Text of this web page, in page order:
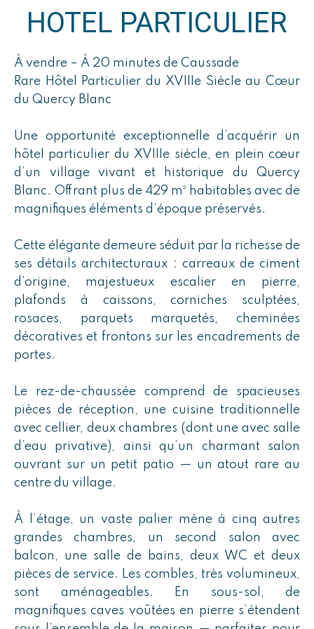
HOTEL PARTICULIER
À vendre – À 20 minutes de Caussade
Rare Hôtel Particulier du XVIIIe Siècle au Cœur
du Quercy Blanc
Une opportunité exceptionnelle d’acquérir un
hôtel particulier du XVIIIe siècle, en plein cœur
d’un village vivant et historique du Quercy
Blanc. Offrant plus de 429 m² habitables avec de
magnifiques éléments d’époque préservés.
Cette élégante demeure séduit par la richesse de
ses détails architecturaux : carreaux de ciment
d’origine, majestueux escalier en pierre,
plafonds à caissons, corniches sculptées,
rosaces, parquets marquetés, cheminées
décoratives et frontons sur les encadrements de
portes.
Le rez-de-chaussée comprend de spacieuses
pièces de réception, une cuisine traditionnelle
avec cellier, deux chambres (dont une avec salle
d’eau privative), ainsi qu’un charmant salon
ouvrant sur un petit patio — un atout rare au
centre du village.
À l’étage, un vaste palier mène à cinq autres
grandes chambres, un second salon avec
balcon, une salle de bains, deux WC et deux
pièces de service. Les combles, très volumineux,
sont aménageables. En sous-sol, de
magnifiques caves voûtées en pierre s’étendent